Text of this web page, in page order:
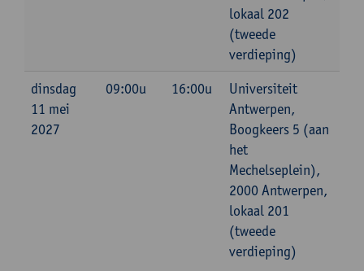
lokaal 202
(tweede
verdieping)
dinsdag
11 mei
2027
09:00u 16:00u
Universiteit
Antwerpen,
Boogkeers 5 (aan
het
Mechelseplein),
2000 Antwerpen,
lokaal 201
(tweede
verdieping)